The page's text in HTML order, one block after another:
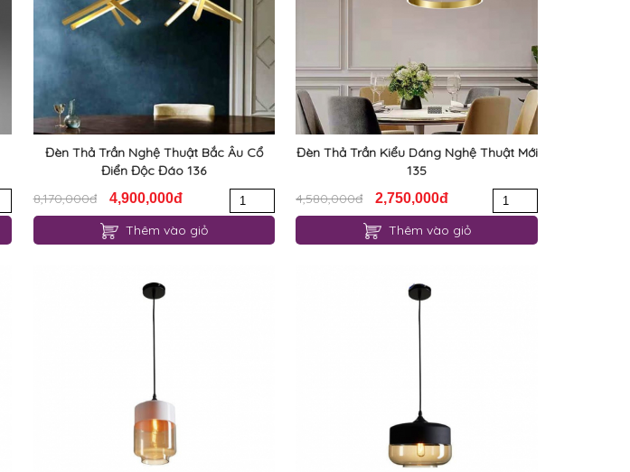
Đèn Thả Trần Nghệ Thuật Bắc Âu Cổ
Điển Độc Đáo 136
8,170,000đ
4,900,000đ
Thêm vào giỏ
Đèn Thả Trần Kiểu Dáng Nghệ Thuật Mới
135
4,580,000đ
2,750,000đ
Thêm vào giỏ